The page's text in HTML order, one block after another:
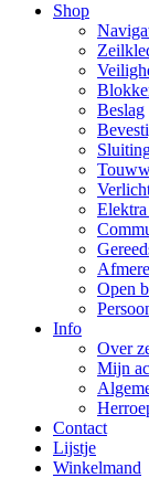
Shop
Beslag
Open
Info
Over
Mijn
Contact
Lijstje
Winkelmand